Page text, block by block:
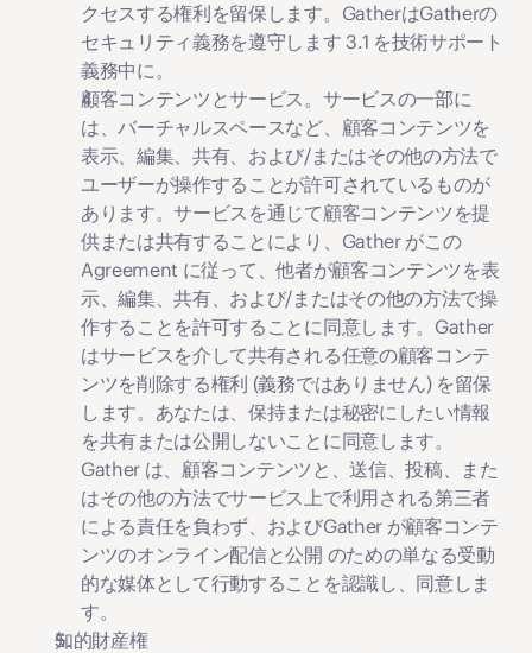
クセスする権利を留保します。GatherはGatherの
セキュリティ義務を遵守します 3.1 を技術サポート
義務中に。
顧客コンテンツとサービス。 サービスの一部に
は、バーチャルスペースなど、顧客コンテンツを
表示、編集、共有、および/またはその他の方法で
ユーザーが操作することが許可されているものが
あります。サービスを通じて顧客コンテンツを提
供または共有することにより、Gather がこの
Agreement に従って、他者が顧客コンテンツを表
示、編集、共有、および/またはその他の方法で操
作することを許可することに同意します。Gather
はサービスを介して共有される任意の顧客コンテ
ンツを削除する権利 (義務ではありません) を留保
します。あなたは、保持または秘密にしたい情報
を共有または公開しないことに同意します。
Gather は、顧客コンテンツと、送信、投稿、また
はその他の方法でサービス上で利用される第三者
による責任を負わず、およびGather が顧客コンテ
ンツのオンライン配信と公開 のための単なる受動
的な媒体として行動することを認識し、同意しま
す。
知的財産権